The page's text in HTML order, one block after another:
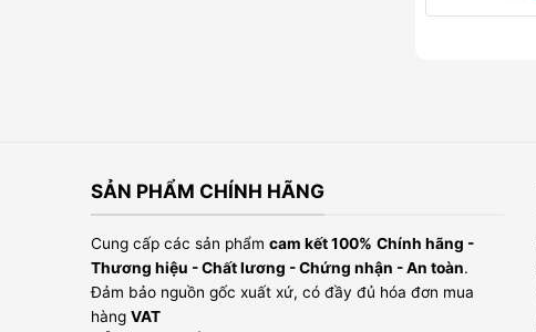
SẢN PHẨM CHÍNH HÃNG
Cung cấp các sản phẩm cam kết 100% Chính hãng -
Thương hiệu - Chất lương - Chứng nhận - An toàn.
Đảm bảo nguồn gốc xuất xứ, có đầy đủ hóa đơn mua
hàng VAT